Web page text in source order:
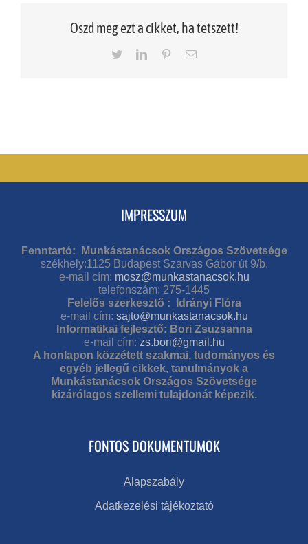
Oszd meg ezt a cikket, ha tetszett!
TwitterLinkedInPinterestEmail
IMPRESSZUM
Fenntartó: Munkástanácsok Országos Szövetsége
székhely:1125 Budapest Szarvas Gábor út 9/b.
e-mail cím: mosz@munkastanacsok.hu
telefonszám: 275-1445
Felelős szerkesztő : Idrányi Flóra
e-mail cím: sajto@munkastanacsok.hu
Informatikai fejlesztő: Bori Zsuzsanna
e-mail cím: zs.bori@gmail.hu
A honlapon közzétett szakmai, tudományos és
egyéb jellegű cikkek, tanulmányok a
Munkástanácsok Országos Szövetsége
kizárólagos szellemi tulajdonát képezik.
FONTOS DOKUMENTUMOK
Alapszabály
Adatkezelési tájékoztató